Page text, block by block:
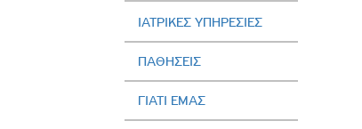
Διεύθυνση
Έκθεσης
Έκθεση
Πολιτική
Πολιτική
ΙΑΤΡΙΚΕΣ ΥΠΗΡΕΣΙΕΣ
ΠΑΘΗΣΕΙΣ
ΓΙΑΤΙ ΕΜΑΣ